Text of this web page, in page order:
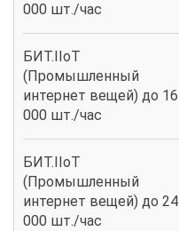
000 шт./час
БИТ.IIoT
(Промышленный
интернет вещей) до 16
000 шт./час
БИТ.IIoT
(Промышленный
интернет вещей) до 24
000 шт./час